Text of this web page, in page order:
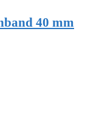
40 mm